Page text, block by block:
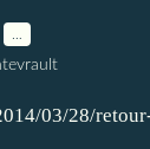
03/28/